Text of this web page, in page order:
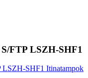
FTP LSZH-SHF1